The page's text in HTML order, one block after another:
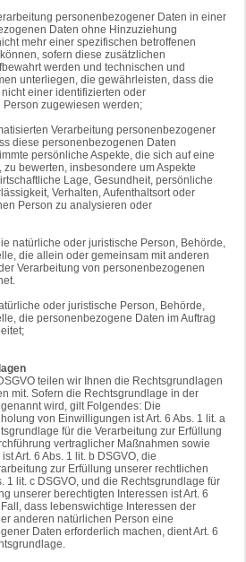
personenbezogener Daten in einer
Daten ohne Hinzuziehung
mehr einer spezifischen betroffenen
sofern diese zusätzlichen
werden und technischen und
unterliegen, die gewährleisten, dass die
einer identifizierten oder
zugewiesen werden;
Verarbeitung personenbezogener
diese personenbezogenen Daten
persönliche Aspekte, die sich auf eine
bewerten, insbesondere um Aspekte
Lage, Gesundheit, persönliche
Verhalten, Aufenthaltsort oder
Person zu analysieren oder
natürliche oder juristische Person, Behörde,
die allein oder gemeinsam mit anderen
Verarbeitung von personenbezogenen
oder juristische Person, Behörde,
die personenbezogene Daten im Auftrag
teilen wir Ihnen die Rechtsgrundlagen
mit. Sofern die Rechtsgrundlage in der
wird, gilt Folgendes: Die
von Einwilligungen ist Art. 6 Abs. 1 lit. a
für die Verarbeitung zur Erfüllung
vertraglicher Maßnahmen sowie
Art. 6 Abs. 1 lit. b DSGVO, die
zur Erfüllung unserer rechtlichen
1 lit. c DSGVO, und die Rechtsgrundlage für
unserer berechtigten Interessen ist Art. 6
dass lebenswichtige Interessen der
anderen natürlichen Person eine
Daten erforderlich machen, dient Art. 6